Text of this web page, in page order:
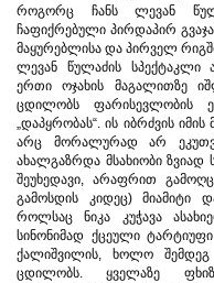
როგორც ჩანს ლევან
ჩაფიქრებული პირდაპირ
მაყურებლისა და პირველ
ლევან წულაძის სპექტაკლი
ერთი ოჯახის მაგალითზე
ცდილობს ფარისევლობის
„დაპყრობას“. ის იბრძვის
არც მორალურად არ
ახალგაზრდა მსახიობი
შეუხედავი, არაფრით
გამოსდის კიდეც)
როლსაც ნიკა კუჭავა
სინონიმად ქცეული
ქალიშვილის, ხოლო შემდეგ
ცდილობს. ყველაზე